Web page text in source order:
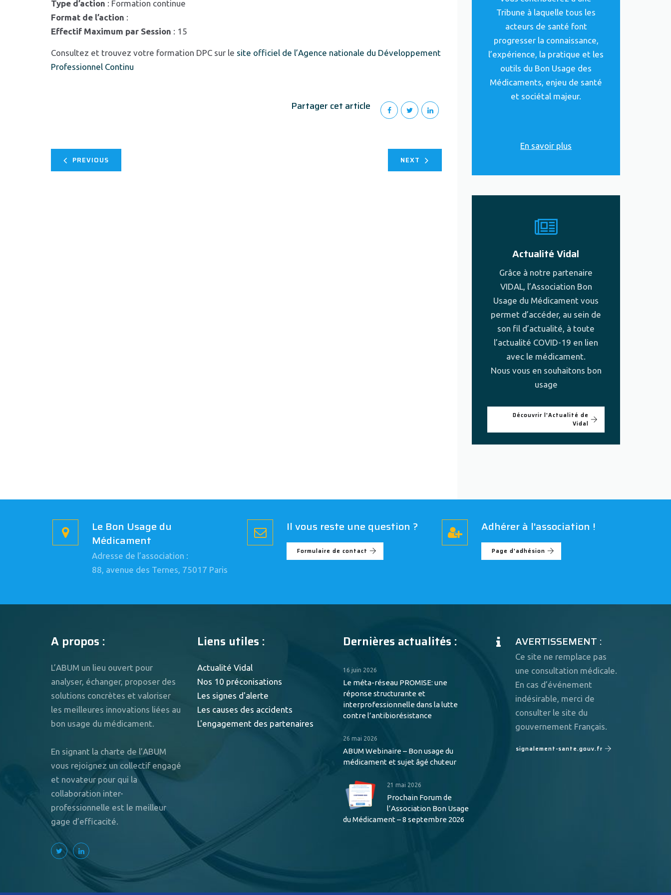
Type d’action : Formation continue
Format de l’action :
Effectif Maximum par Session : 15
Consultez et trouvez votre formation DPC sur le site officiel de l’Agence nationale du Développement
Professionnel Continu
Partager cet article
PREVIOUS NEXT
Tribune à laquelle tous les
acteurs de santé font
progresser la connaissance,
l’expérience, la pratique et les
outils du Bon Usage des
Médicaments, enjeu de santé
et sociétal majeur.
En savoir plus
Actualité Vidal
Grâce à notre partenaire
VIDAL, l’Association Bon
Usage du Médicament vous
permet d’accéder, au sein de
son fil d’actualité, à toute
l’actualité COVID-19 en lien
avec le médicament.
Nous vous en souhaitons bon
usage
Découvrir l'Actualité de
Vidal
Le Bon Usage du
Médicament
Adresse de l’association :
88, avenue des Ternes, 75017 Paris
Il vous reste une question ?
Formulaire de contact
Adhérer à l'association !
Page d'adhésion
A propos :
L’ABUM un lieu ouvert pour
analyser, échanger, proposer des
solutions concrètes et valoriser
les meilleures innovations liées au
bon usage du médicament.
En signant la charte de l’ABUM
vous rejoignez un collectif engagé
et novateur pour qui la
collaboration inter-
professionnelle est le meilleur
gage d’efficacité.
Liens utiles :
Actualité Vidal
Nos 10 préconisations
Les signes d'alerte
Les causes des accidents
L'engagement des partenaires
Dernières actualités :
16 juin 2026
Le méta-réseau PROMISE: une
réponse structurante et
interprofessionnelle dans la lutte
contre l’antibiorésistance
26 mai 2026
ABUM Webinaire – Bon usage du
médicament et sujet âgé chuteur
21 mai 2026
Prochain Forum de
l’Association Bon Usage
du Médicament – 8 septembre 2026
AVERTISSEMENT :
Ce site ne remplace pas
une consultation médicale.
En cas d’événement
indésirable, merci de
consulter le site du
gouvernement Français.
signalement-sante.gouv.fr